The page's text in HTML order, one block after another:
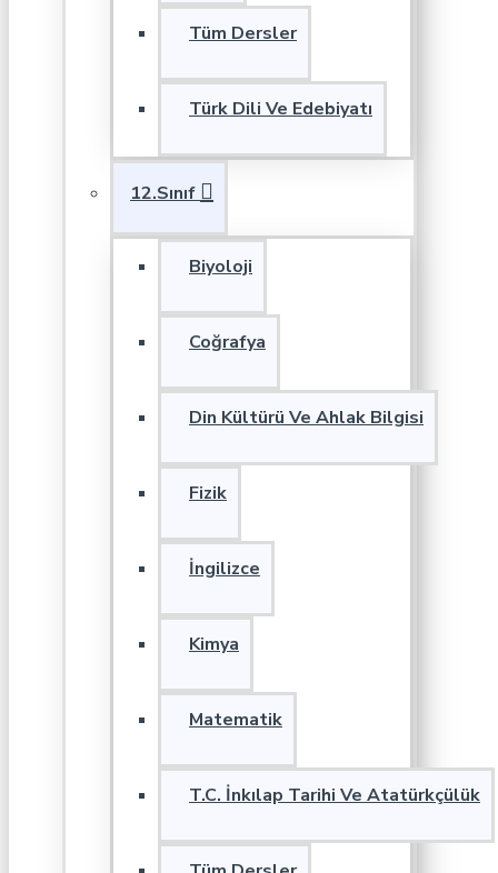
Tüm Dersler
Türk Dili Ve Edebiyatı
12.Sınıf
Biyoloji
Coğrafya
Din Kültürü Ve Ahlak Bilgisi
Fizik
İngilizce
Kimya
Matematik
T.C. İnkılap Tarihi Ve Atatürkçülük